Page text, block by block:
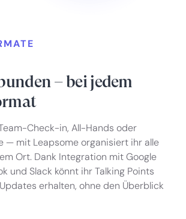
– bei jedem
Check-in, All-Hands oder
— mit Leapsome organisiert ihr alle
Ort. Dank Integration mit Google
und Slack könnt ihr Talking Points
erhalten, ohne den Überblick